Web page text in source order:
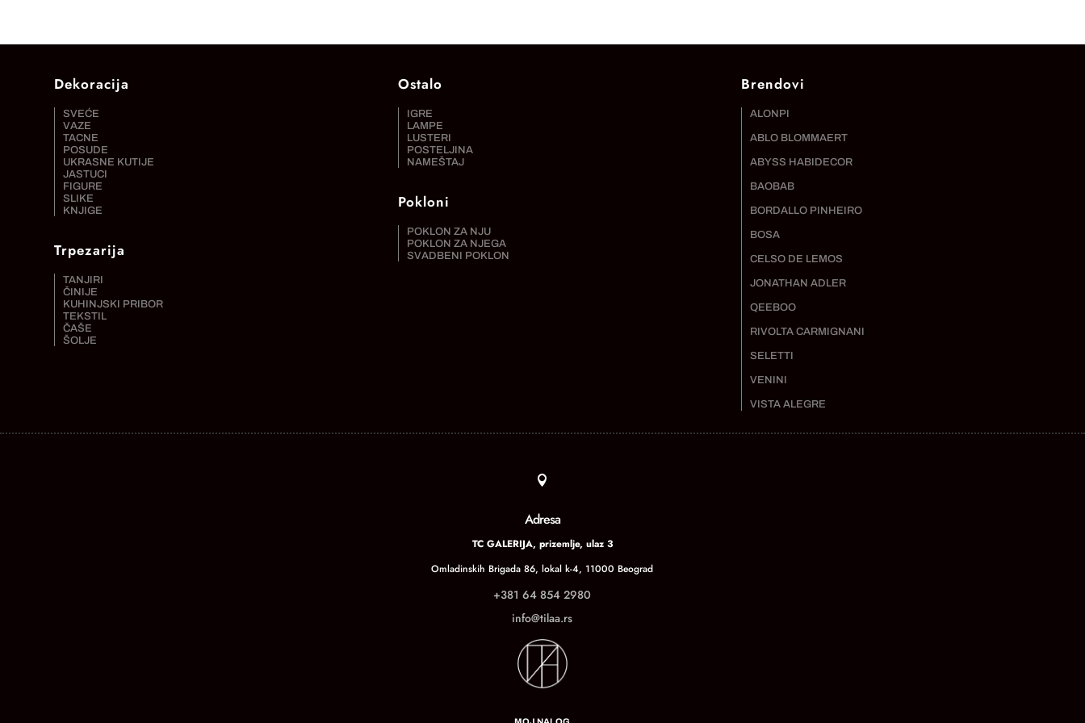
Dekoracija
SVEĆE
VAZE
TACNE
POSUDE
UKRASNE KUTIJE
JASTUCI
FIGURE
SLIKE
KNJIGE
Trpezarija
TANJIRI
ČINIJE
KUHINJSKI PRIBOR
TEKSTIL
ČAŠE
ŠOLJE
Ostalo
IGRE
LAMPE
LUSTERI
POSTELJINA
NAMEŠTAJ
Pokloni
POKLON ZA NJU
POKLON ZA NJEGA
SVADBENI POKLON
Brendovi
ALONPI
ABLO BLOMMAERT
ABYSS HABIDECOR
BAOBAB
BORDALLO PINHEIRO
BOSA
CELSO DE LEMOS
JONATHAN ADLER
QEEBOO
RIVOLTA CARMIGNANI
SELETTI
VENINI
VISTA ALEGRE

Adresa
TC GALERIJA, prizemlje, ulaz 3
Omladinskih Brigada 86, lokal k-4, 11000 Beograd
+381 64 854 2980
info@tilaa.rs